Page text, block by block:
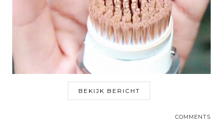
BEKIJK BERICHT
COMMENTS